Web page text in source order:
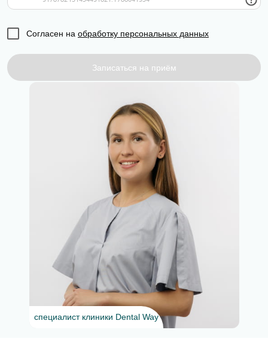
Согласен на обработку персональных данных
Записаться на приём
специалист клиники Dental Way